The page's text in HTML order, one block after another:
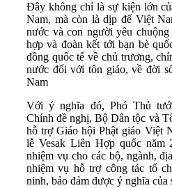
Đây không chỉ là sự kiện lớn
Nam, mà còn là dịp để Việt
nước và con người yêu
hợp và đoàn kết tới bạn bè
đồng quốc tế về chủ trương,
nước đối với tôn giáo, về đời
Nam
Với ý nghĩa đó, Phó Thủ
Chính đề nghị, Bộ Dân tộc và
hỗ trợ Giáo hội Phật giáo Việt
lễ Vesak Liên Hợp quốc năm
nhiệm vụ cho các bộ, ngành,
nhiệm vụ hỗ trợ công tác tổ
ninh, bảo đảm được ý nghĩa của